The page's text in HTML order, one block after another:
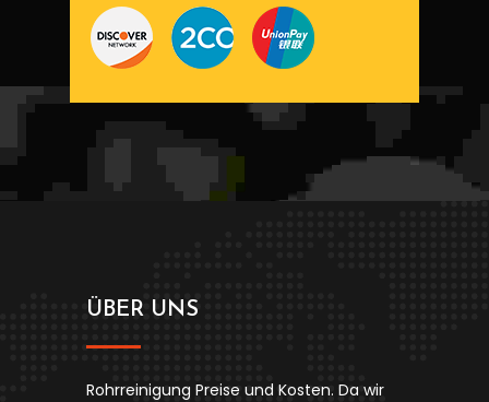
ÜBER UNS
Rohrreinigung Preise und Kosten. Da wir